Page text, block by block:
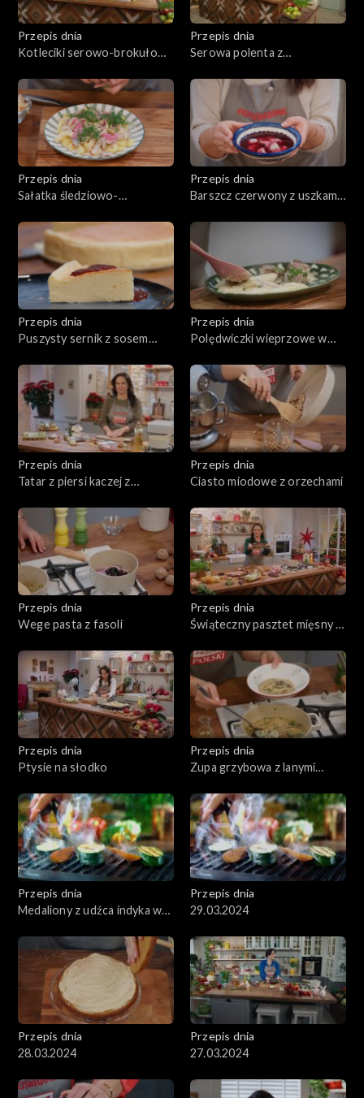
Przepis dnia
Kotleciki serowo-brokułowe
Przepis dnia
Serowa polenta z
Przepis dnia
Sałatka śledziowo-
Przepis dnia
Barszcz czerwony z uszkami
Przepis dnia
Puszysty sernik z sosem
Przepis dnia
Polędwiczki wieprzowe w
kopytkami
Przepis dnia
Tatar z piersi kaczej z
Przepis dnia
Ciasto miodowe z orzechami
Przepis dnia
Wege pasta z fasoli
Przepis dnia
Świąteczny pasztet mięsny z
Przepis dnia
Ptysie na słodko
Przepis dnia
Zupa grzybowa z lanymi
Przepis dnia
Medaliony z udźca indyka w
Przepis dnia
29.03.2024
Przepis dnia
28.03.2024
Przepis dnia
27.03.2024